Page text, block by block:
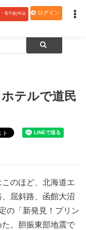
電子版)申込 ログイン
５ホテルで道民向けプラン
テルで道民
のほど、北海道エ
屈斜路、函館大沼
の「新発見！プリン
。胆振東部地震で